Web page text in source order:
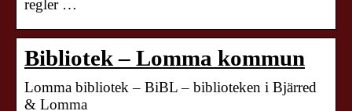
regler …
Bibliotek – Lomma kommun
Lomma bibliotek – BiBL – biblioteken i Bjärred
& Lomma